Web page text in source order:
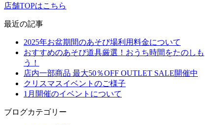
店舗TOPはこちら
最近の記事
2025年お盆期間のあそび場利用料金について
おすすめのあそび道具厳選！おうち時間をたのしも
う！
店内一部商品 最大50％OFF OUTLET SALE開催中
クリスマスイベントのご様子
1月開催のイベントについて
ブログカテゴリー